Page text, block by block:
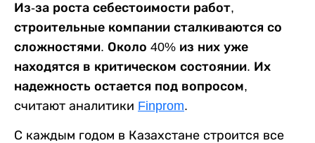
Из-за роста себестоимости работ,
строительные компании сталкиваются со
сложностями. Около 40% из них уже
находятся в критическом состоянии. Их
надежность остается под вопросом,
считают аналитики Finprom.
С каждым годом в Казахстане строится все